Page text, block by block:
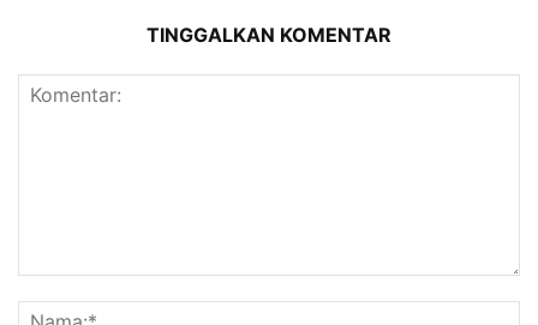
TINGGALKAN KOMENTAR